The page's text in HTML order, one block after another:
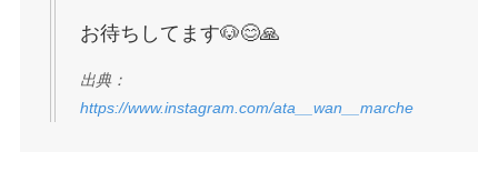
お待ちしてます🐶😊🙏
出典：
https://www.instagram.com/ata__wan__marche